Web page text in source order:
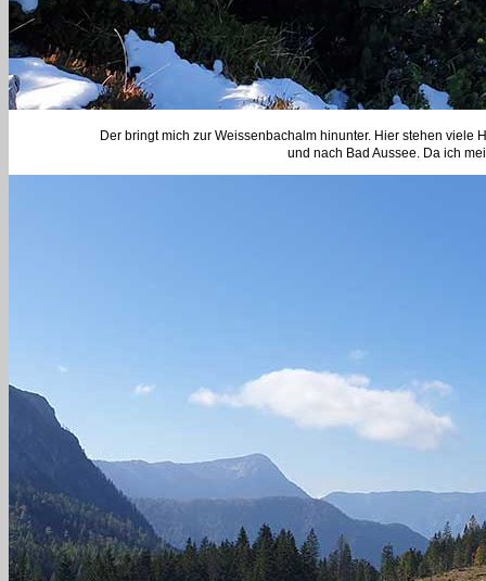
Der bringt mich zur Weissenbachalm hinunter. Hier stehen viele
und nach Bad Aussee. Da ich